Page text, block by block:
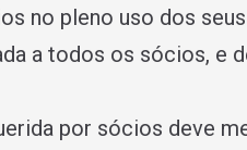
no pleno uso dos
a todos os sócios, e
por sócios deve